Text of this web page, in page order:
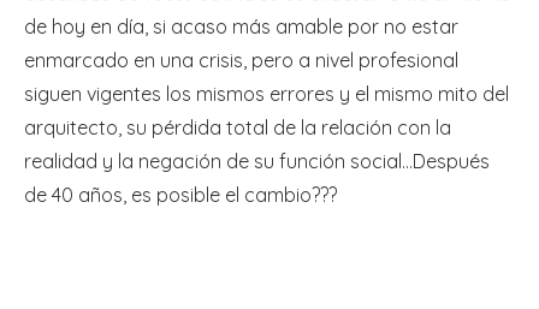
de hoy en día, si acaso más amable por no estar
enmarcado en una crisis, pero a nivel profesional
siguen vigentes los mismos errores y el mismo mito del
arquitecto, su pérdida total de la relación con la
realidad y la negación de su función social…Después
de 40 años, es posible el cambio???